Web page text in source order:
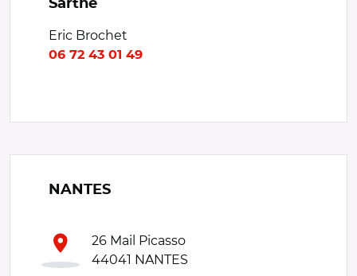
Sarthe
Eric Brochet
06 72 43 01 49
NANTES
26 Mail Picasso
44041 NANTES